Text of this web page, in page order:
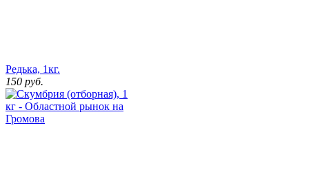
Редька, 1кг.
150 руб.